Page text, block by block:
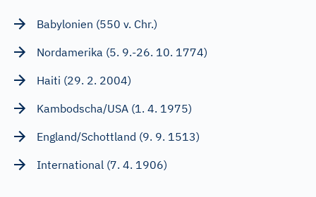
Babylonien (550 v. Chr.)
Nordamerika (5. 9.-26. 10. 1774)
Haiti (29. 2. 2004)
Kambodscha/USA (1. 4. 1975)
England/Schottland (9. 9. 1513)
International (7. 4. 1906)